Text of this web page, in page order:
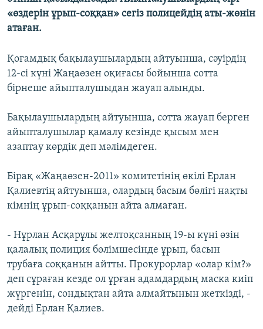
«өздерін ұрып-соққан» сегіз полицейдің аты-жөнін
атаған.
Қоғамдық бақылаушылардың айтуынша, сәуірдің
12-сі күні Жаңаөзен оқиғасы бойынша сотта
бірнеше айыпталушыдан жауап алынды.
Бақылаушылардың айтуынша, сотта жауап берген
айыпталушылар қамалу кезінде қысым мен
азаптау көрдік деп мәлімдеген.
Бірақ «Жаңаөзен-2011» комитетінің өкілі Ерлан
Қалиевтің айтуынша, олардың басым бөлігі нақты
кімнің ұрып-соққанын айта алмаған.
- Нұрлан Асқарұлы желтоқсанның 19-ы күні өзін
қалалық полиция бөлімшесінде ұрып, басын
трубаға соққанын айтты. Прокурорлар «олар кім?»
деп сұраған кезде ол ұрған адамдардың маска киіп
жүргенін, сондықтан айта алмайтынын жеткізді, -
дейді Ерлан Қалиев.